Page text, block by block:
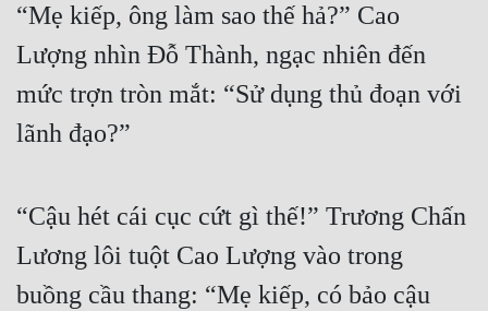
Xa Lộ Dịch
Cổ Đại
Du Hí
“Mẹ kiếp, ông làm sao thế hả?” Cao
Lượng nhìn Đỗ Thành, ngạc nhiên đến
mức trợn tròn mắt: “Sử dụng thủ đoạn với
lãnh đạo?”
“Cậu hét cái cục cứt gì thế!” Trương Chấn
Lương lôi tuột Cao Lượng vào trong
buồng cầu thang: “Mẹ kiếp, có bảo cậu